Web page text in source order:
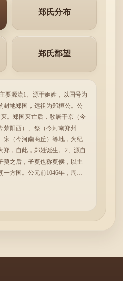
郑氏分布
郑氏郡望
源流1、源于姬姓，以国号为
封地郑国，远祖为郑桓公。公
。郑国灭亡后，散居于京（今
荥阳西）、祭（今河南郑州
宋（今河南商丘）等地，为纪
郑，自此，郑姓诞生。2、源自
奠之后，子奠也称奠侯，以主
方国。公元前1046年，周灭